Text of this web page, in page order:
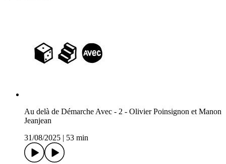
Au delà de Démarche Avec - 2 - Olivier Poinsignon et Manon
Jeanjean
31/08/2025
53 min